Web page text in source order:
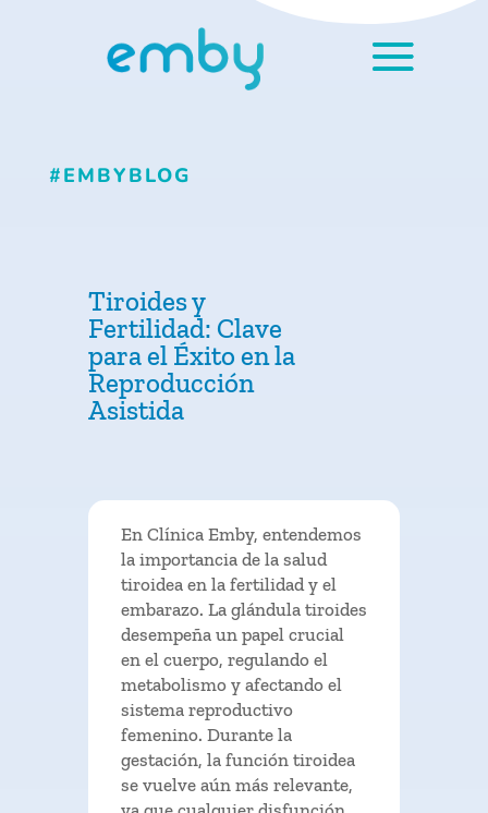
#EMBYBLOG
Tiroides y
Fertilidad: Clave
para el Éxito en la
Reproducción
Asistida
En Clínica Emby, entendemos
la importancia de la salud
tiroidea en la fertilidad y el
embarazo. La glándula tiroides
desempeña un papel crucial
en el cuerpo, regulando el
metabolismo y afectando el
sistema reproductivo
femenino. Durante la
gestación, la función tiroidea
se vuelve aún más relevante,